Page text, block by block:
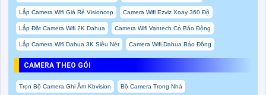
Lắp Camera Wifi Giá Rẻ Visioncop Camera Wifi Ezviz Xoay 360 Độ
Lắp Đặt Camera Wifi 2K Dahua Camera Wifi Vantech Có Báo Động
Lắp Camera Wifi Dahua 3K Siêu Nét Camera Wifi Dahua Báo Động
CAMERA THEO GÓI
Trọn Bộ Camera Ghi Âm Kbvision Bộ Camera Trong Nhà